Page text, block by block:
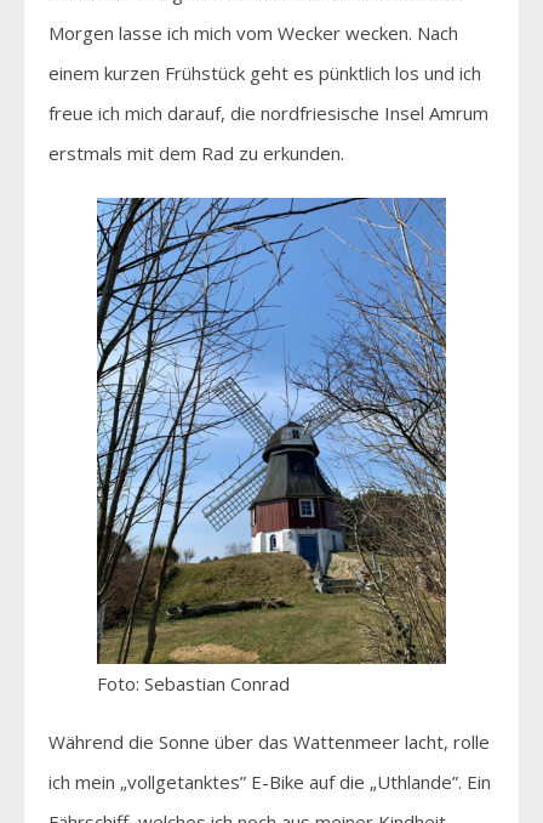
Morgen lasse ich mich vom Wecker wecken. Nach
einem kurzen Frühstück geht es pünktlich los und ich
freue ich mich darauf, die nordfriesische Insel Amrum
erstmals mit dem Rad zu erkunden.
Foto: Sebastian Conrad
Während die Sonne über das Wattenmeer lacht, rolle
ich mein „vollgetanktes” E-Bike auf die „Uthlande”. Ein